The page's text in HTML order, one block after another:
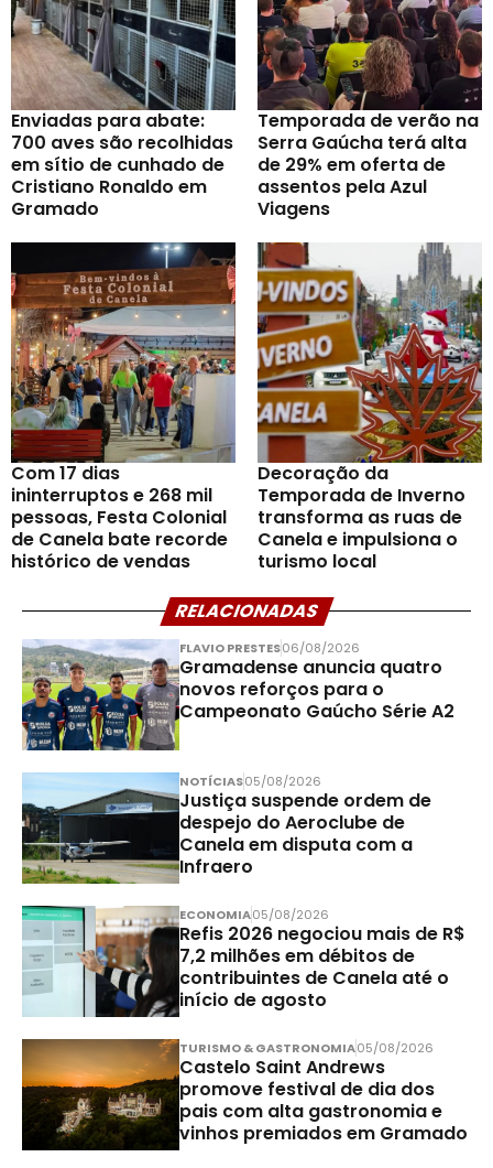
Enviadas para abate:
700 aves são recolhidas
em sítio de cunhado de
Cristiano Ronaldo em
Gramado
Temporada de verão na
Serra Gaúcha terá alta
de 29% em oferta de
assentos pela Azul
Viagens
Com 17 dias
ininterruptos e 268 mil
pessoas, Festa Colonial
de Canela bate recorde
histórico de vendas
Decoração da
Temporada de Inverno
transforma as ruas de
Canela e impulsiona o
turismo local
RELACIONADAS
FLAVIO PRESTES06/08/2026
Gramadense anuncia quatro
novos reforços para o
Campeonato Gaúcho Série A2
NOTÍCIAS05/08/2026
Justiça suspende ordem de
despejo do Aeroclube de
Canela em disputa com a
Infraero
ECONOMIA05/08/2026
Refis 2026 negociou mais de R$
7,2 milhões em débitos de
contribuintes de Canela até o
início de agosto
TURISMO & GASTRONOMIA05/08/2026
Castelo Saint Andrews
promove festival de dia dos
pais com alta gastronomia e
vinhos premiados em Gramado